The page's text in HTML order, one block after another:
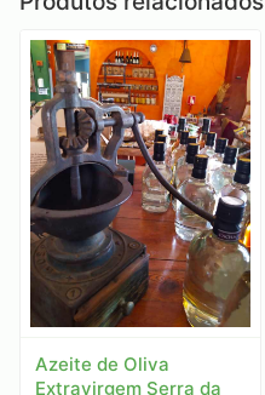
Azeite de Oliva
Extravirgem Serra da